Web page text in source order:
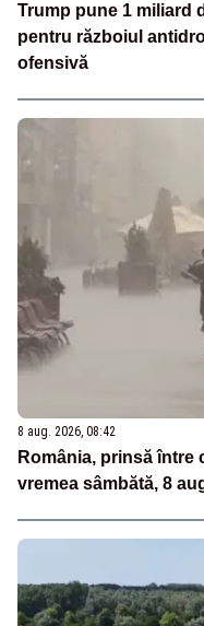
Trump pune 1 miliard
pentru războiul
ofensivă
8 aug. 2026, 08:42
România, prinsă între
vremea sâmbătă, 8